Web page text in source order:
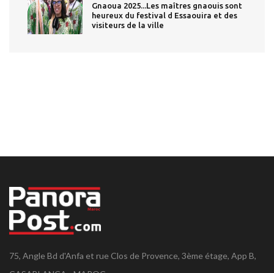
Gnaoua 2025...Les maîtres gnaouis sont
heureux du festival d Essaouira et des
visiteurs de la ville
75, Angle Bd d'Anfa et rue Clos de Provence, 3ème étage, App B,